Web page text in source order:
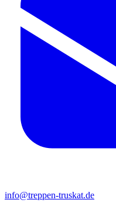
info@treppen-truskat.de